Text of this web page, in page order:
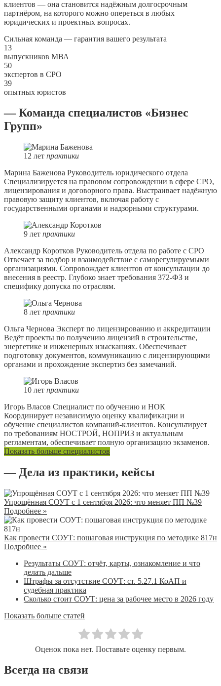
клиентов — она становится надёжным долгосрочным
партнёром, на которого можно опереться в любых
юридических и проектных вопросах.
Сильная команда — гарантия вашего результата
13
выпускников МВА
50
экспертов в СРО
39
опытных юристов
— Команда специалистов «Бизнес
Групп»
12 лет практики
Марина Баженова Руководитель юридического отдела
Специализируется на правовом сопровождении в сфере СРО,
лицензирования и договорного права. Выстраивает надёжную
правовую защиту клиентов, включая работу с
государственными органами и надзорными структурами.
9 лет практики
Александр Коротков Руководитель отдела по работе с СРО
Отвечает за подбор и взаимодействие с саморегулируемыми
организациями. Сопровождает клиентов от консультации до
внесения в реестр. Глубоко знает требования 372-ФЗ и
специфику допуска по отраслям.
8 лет практики
Ольга Чернова Эксперт по лицензированию и аккредитации
Ведёт проекты по получению лицензий в строительстве,
энергетике и инженерных изысканиях. Обеспечивает
подготовку документов, коммуникацию с лицензирующими
органами и прохождение экспертиз без замечаний.
10 лет практики
Игорь Власов Специалист по обучению и НОК
Координирует независимую оценку квалификации и
обучение специалистов компаний-клиентов. Консультирует
по требованиям НОСТРОЙ, НОПРИЗ и актуальным
регламентам, обеспечивает полную организацию экзаменов.
Показать больше специалистов
— Дела из практики, кейсы
Упрощённая СОУТ с 1 сентября 2026: что меняет ПП №39
Подробнее »
Как провести СОУТ: пошаговая инструкция по методике 817н
Подробнее »
Результаты СОУТ: отчёт, карты, ознакомление и что
делать дальше
Штрафы за отсутствие СОУТ: ст. 5.27.1 КоАП и
судебная практика
Сколько стоит СОУТ: цена за рабочее место в 2026 году
Показать больше статей
Оценок пока нет. Поставьте оценку первым.
Всегда на связи